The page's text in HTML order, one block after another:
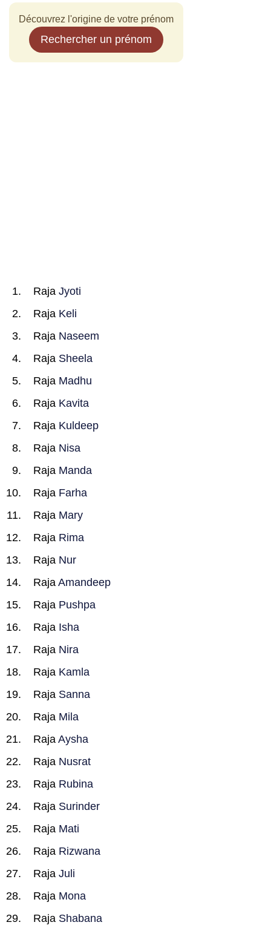
Découvrez l'origine de votre prénom
Rechercher un prénom
Raja Jyoti
Raja Keli
Raja Naseem
Raja Sheela
Raja Madhu
Raja Kavita
Raja Kuldeep
Raja Nisa
Raja Manda
Raja Farha
Raja Mary
Raja Rima
Raja Nur
Raja Amandeep
Raja Pushpa
Raja Isha
Raja Nira
Raja Kamla
Raja Sanna
Raja Mila
Raja Aysha
Raja Nusrat
Raja Rubina
Raja Surinder
Raja Mati
Raja Rizwana
Raja Juli
Raja Mona
Raja Shabana